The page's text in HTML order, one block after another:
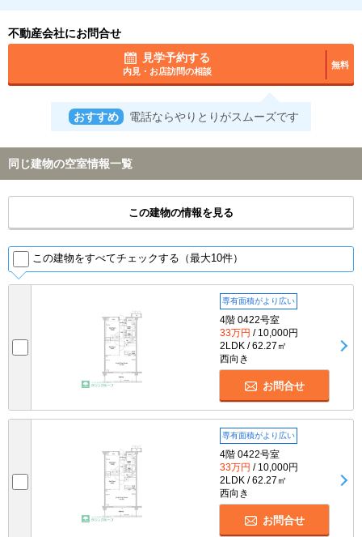
不動産会社にお問合せ
見学予約する
内見・お店訪問の相談
無料
おすすめ 電話ならやりとりがスムーズです
同じ建物の空室情報一覧
この建物の情報を見る
この建物をすべてチェックする（最大10件）
専有面積がより広い
4階 0422号室
33万円 / 10,000円
2LDK / 62.27㎡
西向き
お問合せ
専有面積がより広い
4階 0422号室
33万円 / 10,000円
2LDK / 62.27㎡
西向き
お問合せ